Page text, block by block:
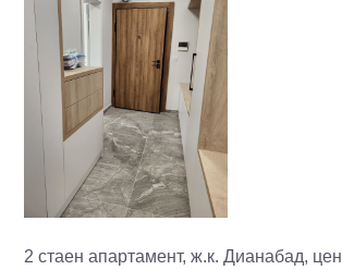
2 стаен апартамент, ж.к. Дианабад,